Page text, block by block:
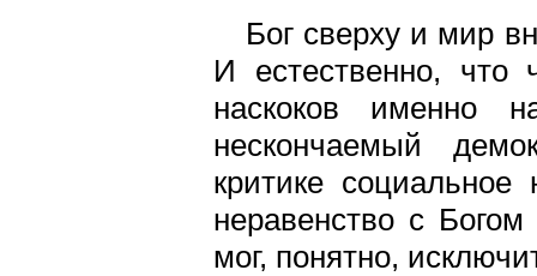
Бог сверху и мир
И естественно, что
наскоков именно
нескончаемый
критике
неравенство с
мог, понятно,